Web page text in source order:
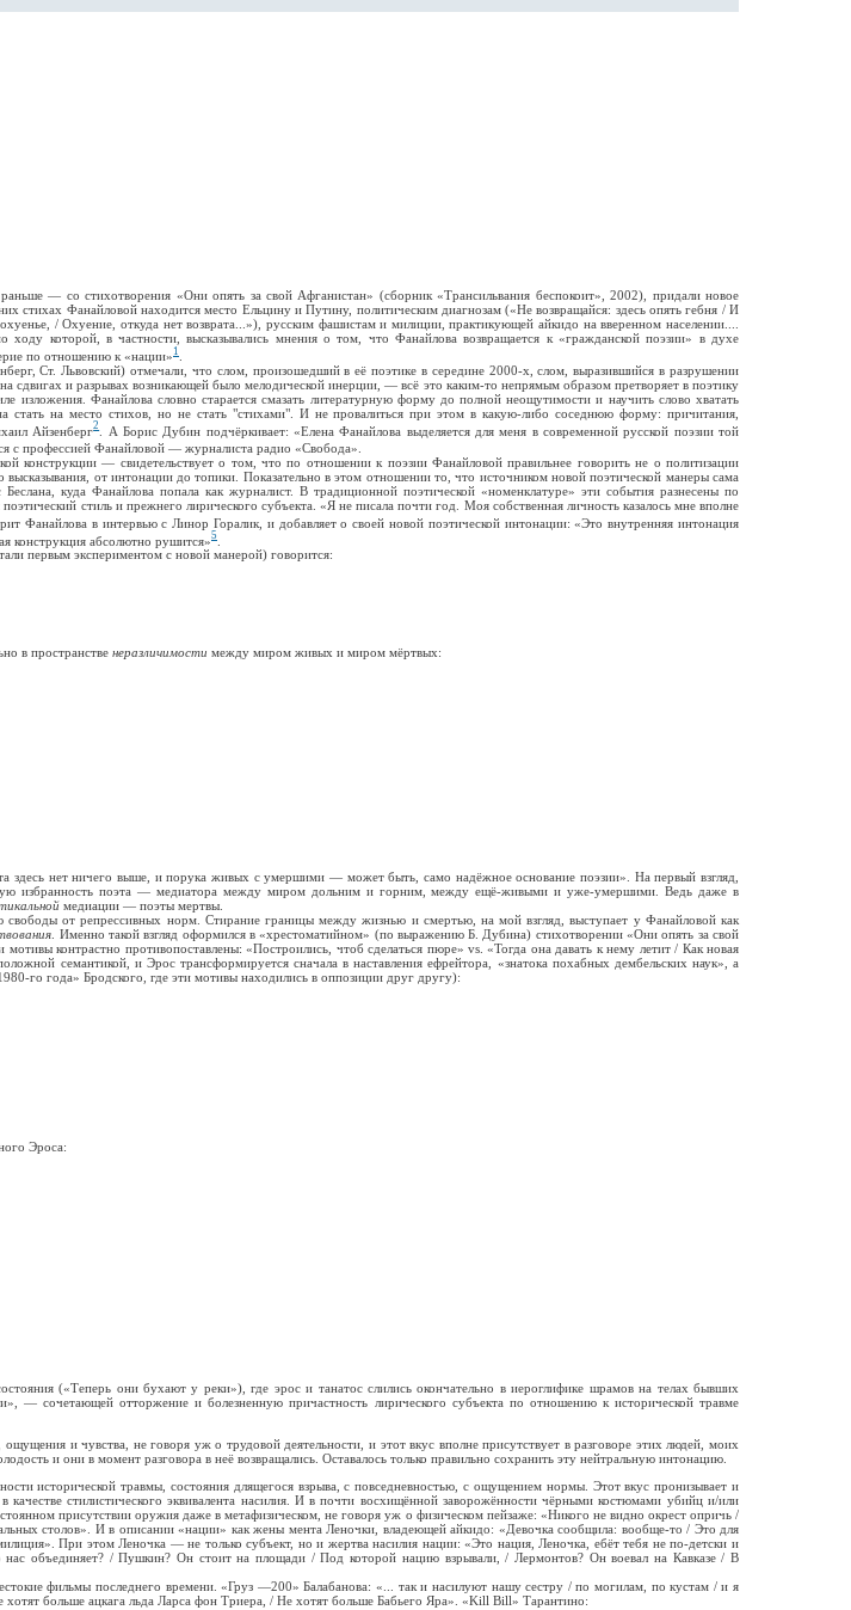
— со стихотворения «Они опять за свой Афганистан» (сборник «Трансильвания беспокоит», 2002), придали новое
стихах Фанайловой находится место Ельцину и Путину, политическим диагнозам («Не возвращайся: здесь опять гебня / И
/ Охуение, откуда нет возврата...»), русским фашистам и милиции, практикующей айкидо на вверенном населении....
ходу которой, в частности, высказывались мнения о том, что Фанайлова возвращается к «гражданской поэзии» в духе
по отношению к «нации» 1
Ст. Львовский) отмечали, что слом, произошедший в её поэтике в середине 2000-х, слом, выразившийся в разрушении
сдвигах и разрывах возникающей было мелодической инерции, — всё это каким-то непрямым образом претворяет в поэтику
Фанайлова словно старается смазать литературную форму до полной неощутимости и научить слово хватать
стать на место стихов, но не стать "стихами". И не провалиться при этом в какую-либо соседнюю форму: причитания,
Айзенберг2. А Борис Дубин подчёркивает: «Елена Фанайлова выделяется для меня в современной русской поэзии той
с профессией Фанайловой — журналиста радио «Свобода».
конструкции — свидетельствует о том, что по отношении к поэзии Фанайловой правильнее говорить не о политизации
высказывания, от интонации до топики. Показательно в этом отношении то, что источником новой поэтической манеры сама
куда Фанайлова попала как журналист. В традиционной поэтической «номенклатуре» эти события разнесены по
стиль и прежнего лирического субъекта. «Я не писала почти год. Моя собственная личность казалось мне вполне
Фанайлова в интервью с Линор Горалик, и добавляет о своей новой поэтической интонации: «Это внутренняя интонация
конструкция абсолютно рушится»5
первым экспериментом с новой манерой) говорится:
в пространстве неразличимости между миром живых и миром мёртвых:
нет ничего выше, и порука живых с умершими — может быть, само надёжное основание поэзии». На первый взгляд,
избранность поэта — медиатора между миром дольним и горним, между ещё-живыми и уже-умершими. Ведь даже в
медиации — поэты мертвы.
от репрессивных норм. Стирание границы между жизнью и смертью, на мой взгляд, выступает у Фанайловой как
. Именно такой взгляд оформился в «хрестоматийном» (по выражению Б. Дубина) стихотворении «Они опять за свой
контрастно противопоставлены: «Построились, чтоб сделаться пюре» vs. «Тогда она давать к нему летит / Как новая
семантикой, и Эрос трансформируется сначала в наставления ефрейтора, «знатока похабных дембельских наук», а
го года» Бродского, где эти мотивы находились в оппозиции друг другу):
Эроса:
(«Теперь они бухают у реки»), где эрос и танатос слились окончательно в иероглифике шрамов на телах бывших
— сочетающей отторжение и болезненную причастность лирического субъекта по отношению к исторической травме
и чувства, не говоря уж о трудовой деятельности, и этот вкус вполне присутствует в разговоре этих людей, моих
и они в момент разговора в неё возвращались. Оставалось только правильно сохранить эту нейтральную интонацию.
исторической травмы, состояния длящегося взрыва, с повседневностью, с ощущением нормы. Этот вкус пронизывает и
стилистического эквивалента насилия. И в почти восхищённой заворожённости чёрными костюмами убийц и/или
присутствии оружия даже в метафизическом, не говоря уж о физическом пейзаже: «Никого не видно окрест опричь /
столов». И в описании «нации» как жены мента Леночки, владеющей айкидо: «Девочка сообщила: вообще-то / Это для
При этом Леночка — не только субъект, но и жертва насилия нации: «Это нация, Леночка, ебёт тебя не по-детски и
нас объединяет? / Пушкин? Он стоит на площади / Под которой нацию взрывали, / Лермонтов? Он воевал на Кавказе / В
фильмы последнего времени. «Груз —200» Балабанова: «... так и насилуют нашу сестру / по могилам, по кустам / и я
больше ацкага льда Ларса фон Триера, / Не хотят больше Бабьего Яра». «Kill Bill» Тарантино: